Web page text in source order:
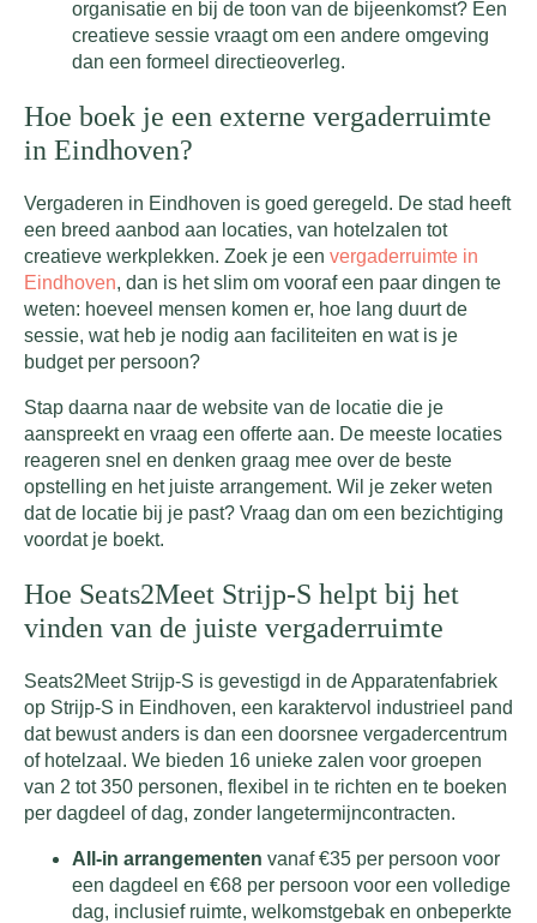
organisatie en bij de toon van de bijeenkomst? Een
creatieve sessie vraagt om een andere omgeving
dan een formeel directieoverleg.
Hoe boek je een externe vergaderruimte
in Eindhoven?
Vergaderen in Eindhoven is goed geregeld. De stad heeft
een breed aanbod aan locaties, van hotelzalen tot
creatieve werkplekken. Zoek je een vergaderruimte in
Eindhoven, dan is het slim om vooraf een paar dingen te
weten: hoeveel mensen komen er, hoe lang duurt de
sessie, wat heb je nodig aan faciliteiten en wat is je
budget per persoon?
Stap daarna naar de website van de locatie die je
aanspreekt en vraag een offerte aan. De meeste locaties
reageren snel en denken graag mee over de beste
opstelling en het juiste arrangement. Wil je zeker weten
dat de locatie bij je past? Vraag dan om een bezichtiging
voordat je boekt.
Hoe Seats2Meet Strijp-S helpt bij het
vinden van de juiste vergaderruimte
Seats2Meet Strijp-S is gevestigd in de Apparatenfabriek
op Strijp-S in Eindhoven, een karaktervol industrieel pand
dat bewust anders is dan een doorsnee vergadercentrum
of hotelzaal. We bieden 16 unieke zalen voor groepen
van 2 tot 350 personen, flexibel in te richten en te boeken
per dagdeel of dag, zonder langetermijncontracten.
All-in arrangementen vanaf €35 per persoon voor
een dagdeel en €68 per persoon voor een volledige
dag, inclusief ruimte, welkomstgebak en onbeperkte